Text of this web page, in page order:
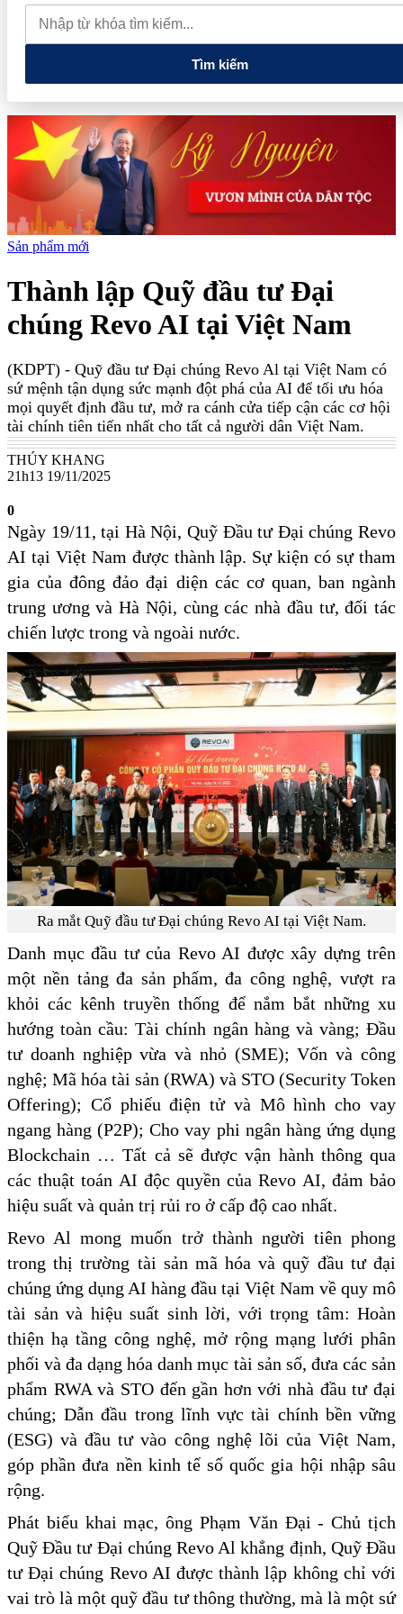
muốn mở rộng hợp tác công nghệ cao tại Đồng Nai
Từ hệ sinh
thái tài chính đến tham vọng năng lượng: T&T Group đang tạo
"đòn bẩy vốn" như thế nào?
Tìm kiếm
Sản phẩm mới
Thành lập Quỹ đầu tư Đại
chúng Revo AI tại Việt Nam
(KDPT) - Quỹ đầu tư Đại chúng Revo Al tại Việt Nam có
sứ mệnh tận dụng sức mạnh đột phá của AI để tối ưu hóa
mọi quyết định đầu tư, mở ra cánh cửa tiếp cận các cơ hội
tài chính tiên tiến nhất cho tất cả người dân Việt Nam.
THÚY KHANG
21h13 19/11/2025
0
Ngày 19/11, tại Hà Nội, Quỹ Đầu tư Đại chúng Revo
AI tại Việt Nam được thành lập. Sự kiện có sự tham
gia của đông đảo đại diện các cơ quan, ban ngành
trung ương và Hà Nội, cùng các nhà đầu tư, đối tác
chiến lược trong và ngoài nước.
Ra mắt Quỹ đầu tư Đại chúng Revo AI tại Việt Nam.
Danh mục đầu tư của Revo AI được xây dựng trên
một nền tảng đa sản phẩm, đa công nghệ, vượt ra
khỏi các kênh truyền thống để nắm bắt những xu
hướng toàn cầu: Tài chính ngân hàng và vàng; Đầu
tư doanh nghiệp vừa và nhỏ (SME); Vốn và công
nghệ; Mã hóa tài sản (RWA) và STO (Security Token
Offering); Cổ phiếu điện tử và Mô hình cho vay
ngang hàng (P2P); Cho vay phi ngân hàng ứng dụng
Blockchain … Tất cả sẽ được vận hành thông qua
các thuật toán AI độc quyền của Revo AI, đảm bảo
hiệu suất và quản trị rủi ro ở cấp độ cao nhất.
Revo Al mong muốn trở thành người tiên phong
trong thị trường tài sản mã hóa và quỹ đầu tư đại
chúng ứng dụng AI hàng đầu tại Việt Nam về quy mô
tài sản và hiệu suất sinh lời, với trọng tâm: Hoàn
thiện hạ tầng công nghệ, mở rộng mạng lưới phân
phối và đa dạng hóa danh mục tài sản số, đưa các sản
phẩm RWA và STO đến gần hơn với nhà đầu tư đại
chúng; Dẫn đầu trong lĩnh vực tài chính bền vững
(ESG) và đầu tư vào công nghệ lõi của Việt Nam,
góp phần đưa nền kinh tế số quốc gia hội nhập sâu
rộng.
Phát biểu khai mạc, ông Phạm Văn Đại - Chủ tịch
Quỹ Đầu tư Đại chúng Revo Al khẳng định, Quỹ Đầu
tư Đại chúng Revo AI được thành lập không chỉ với
vai trò là một quỹ đầu tư thông thường, mà là một sứ